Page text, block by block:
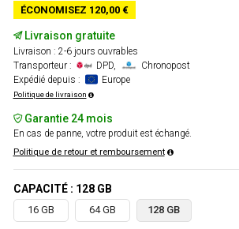
ÉCONOMISEZ 120,00 €
Livraison gratuite
Livraison : 2-6 jours ouvrables
Transporteur :
DPD,
Chronopost
Expédié depuis :
Europe
Politique de livraison
Garantie 24 mois
En cas de panne, votre produit est échangé.
Politique de retour et remboursement
CAPACITÉ : 128 GB
16 GB 64 GB 128 GB